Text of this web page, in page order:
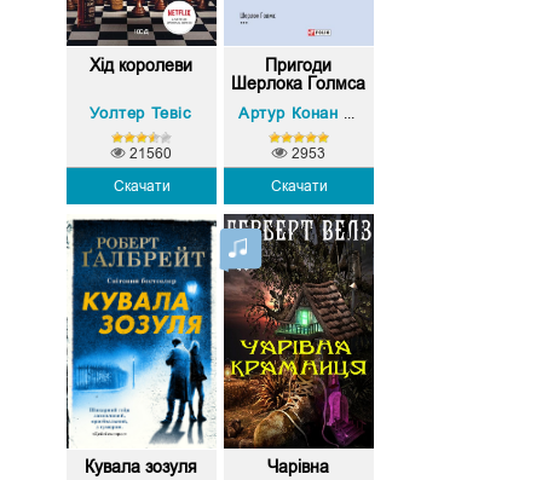
Хід королеви
Уолтер Тевіс
Скачати
21560
Пригоди
Шерлока Голмса
Скачати
2953
Кувала зозуля
Чарівна